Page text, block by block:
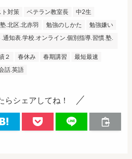
ト対策 ベテラン教室長
中2生
.北区.北赤羽 勉強のしかた
勉強嫌い
通知表.学校.オンライン.個別指導.習慣.塾.
２ 春休み 春期講習
最短最速
話.英語
らシェアしてね！